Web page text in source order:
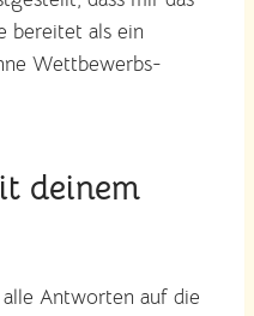
bereitet als ein
Wettbewerbs-
deinem
Antworten auf die